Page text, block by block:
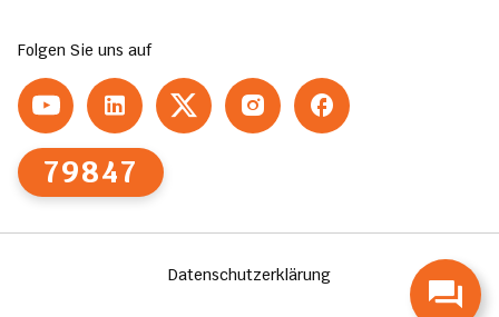
Folgen Sie uns auf
79847
Datenschutzerklärung